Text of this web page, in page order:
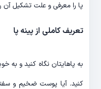
پا را معرفی و علت تشکیل
تعریف کاملی از پینه پا
به پاهایتان نگاه کنید و
کنید. آیا پوست ضخیم و